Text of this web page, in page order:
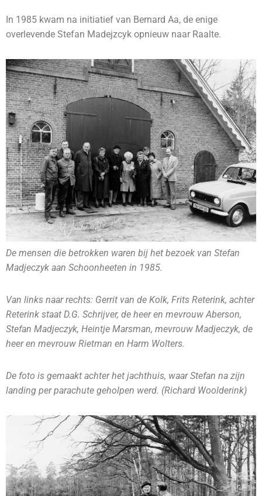
In 1985 kwam na initiatief van Bernard Aa, de enige
overlevende Stefan Madejzcyk opnieuw naar Raalte.
De mensen die betrokken waren bij het bezoek van Stefan
Madjeczyk aan Schoonheeten in 1985.
Van links naar rechts: Gerrit van de Kolk, Frits Reterink, achter
Reterink staat D.G. Schrijver, de heer en mevrouw Aberson,
Stefan Madjeczyk, Heintje Marsman, mevrouw Madjeczyk, de
heer en mevrouw Rietman en Harm Wolters.
De foto is gemaakt achter het jachthuis, waar Stefan na zijn
landing per parachute geholpen werd. (Richard Woolderink)